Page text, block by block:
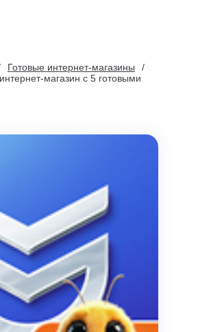
Готовые интернет-магазины
магазин с 5 готовыми